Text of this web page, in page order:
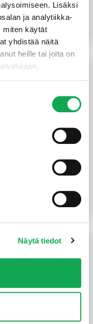
Lisäksi
ja analytiikka-
miten käytät
yhdistää näitä
heille tai joita on
Näytä tiedot
harjas 25 mm
€/kpl
Lue lisää
korjausmaali 0,5 l
(78 €/L)